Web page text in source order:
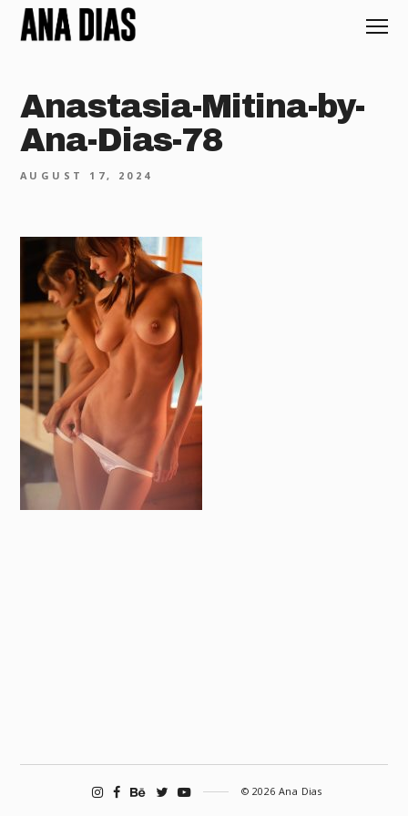
Anastasia-Mitina-by-
Ana-Dias-78
AUGUST 17, 2024
© 2026 Ana Dias